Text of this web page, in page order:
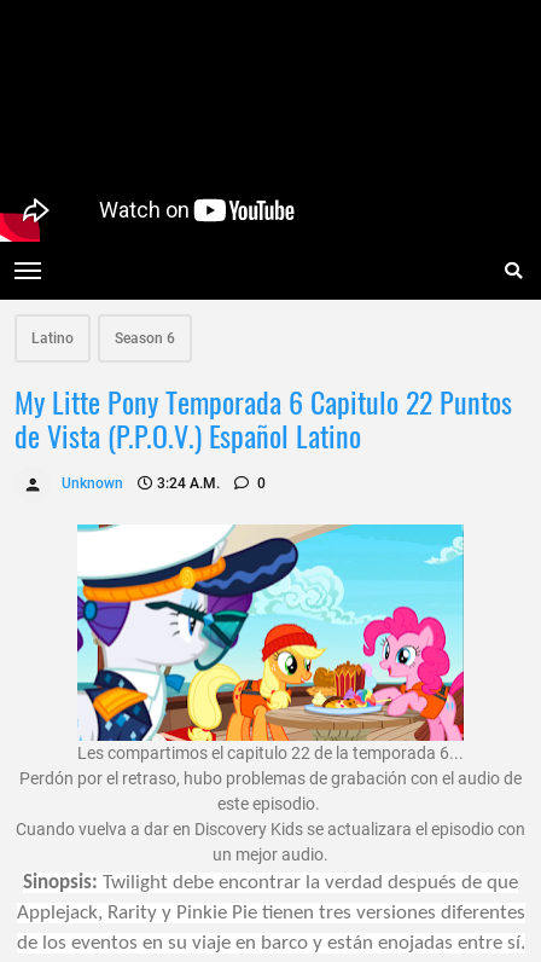
Latino Season 6
My Litte Pony Temporada 6 Capitulo 22 Puntos
de Vista (P.P.O.V.) Español Latino
Unknown 3:24 A.m. 0
Les compartimos el capitulo 22 de la temporada 6...
Perdón por el retraso, hubo problemas de grabación con el audio de
este episodio.
Cuando vuelva a dar en Discovery Kids se actualizara el episodio con
un mejor audio.
Sinopsis: Twilight debe encontrar la verdad después de que
Applejack, Rarity y Pinkie Pie tienen tres versiones diferentes
de los eventos en su viaje en barco y están enojadas entre sí.